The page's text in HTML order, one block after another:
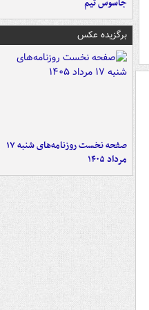
برگزیده عکس
صفحه نخست روزنامه‌های شنبه ۱۷
مرداد ۱۴۰۵